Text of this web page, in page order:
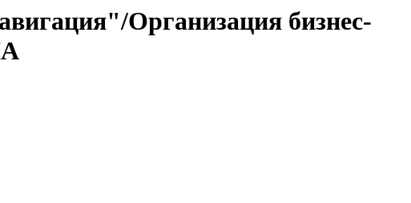
Организация бизнес-